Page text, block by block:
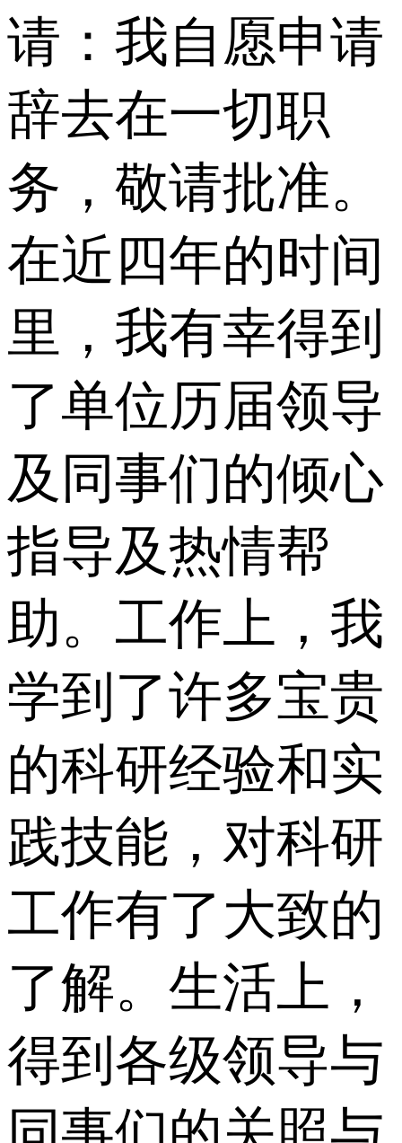
请：我自愿申请
辞去在一切职
务，敬请批准。
在近四年的时间
里，我有幸得到
了单位历届领导
及同事们的倾心
指导及热情帮
助。工作上，我
学到了许多宝贵
的科研经验和实
践技能，对科研
工作有了大致的
了解。生活上，
得到各级领导与